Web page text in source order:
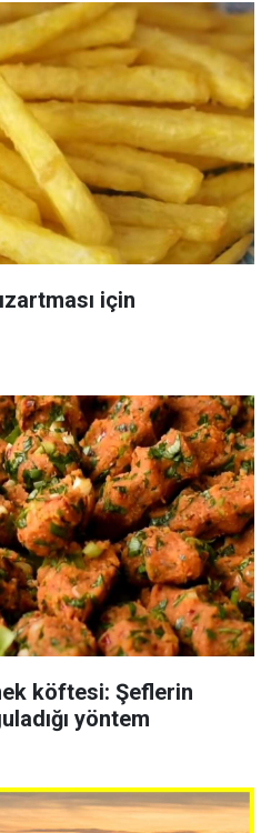
için
köftesi: Şeflerin
yöntem